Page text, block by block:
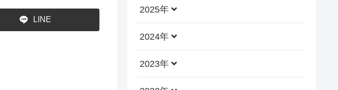
LINE
2025年
2024年
2023年